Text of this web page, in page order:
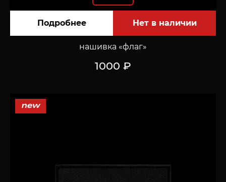
Подробнее
нашивка «флаг»
1000 ₽